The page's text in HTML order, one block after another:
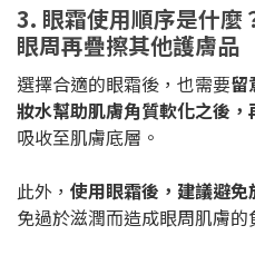
3. 眼霜使用順序是什麼
眼周再疊擦其他護膚品
選擇合適的眼霜後，也需要留
妝水幫助肌膚角質軟化之後，
吸收至肌膚底層。
此外， 使用眼霜後，建議避
免過於滋潤而造成眼周肌膚的